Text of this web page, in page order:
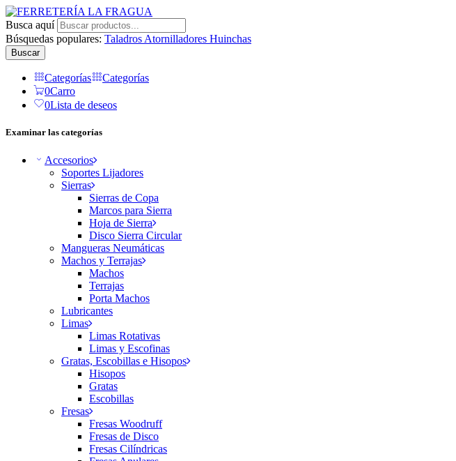
Busca aquí
Búsquedas populares: Taladros Atornilladores Huinchas
Buscar
Categorías
Categorías
0Carro
0Lista de deseos
Examinar las categorías
Accesorios
Soportes Lijadores
Sierras
Sierras de Copa
Marcos para Sierra
Hoja de Sierra
Disco Sierra Circular
Mangueras Neumáticas
Machos y Terrajas
Machos
Terrajas
Porta Machos
Lubricantes
Limas
Limas Rotativas
Limas y Escofinas
Gratas, Escobillas e Hisopos
Hisopos
Gratas
Escobillas
Fresas
Fresas Woodruff
Fresas de Disco
Fresas Cilíndricas